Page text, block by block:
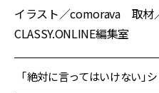
イラスト／comorava 取
CLASSY.ONLINE編集室
「絶対に言ってはいけない」